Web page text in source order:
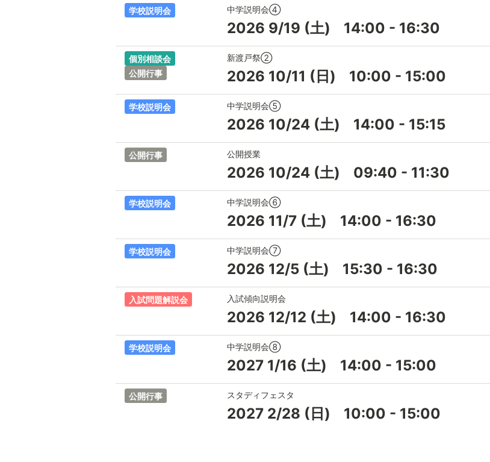
学校説明会 中学説明会④
2026 9/19 (土) 14:00 - 16:30
個別相談会
公開行事
新渡戸祭②
2026 10/11 (日) 10:00 - 15:00
学校説明会 中学説明会⑤
2026 10/24 (土) 14:00 - 15:15
公開行事 公開授業
2026 10/24 (土) 09:40 - 11:30
学校説明会 中学説明会⑥
2026 11/7 (土) 14:00 - 16:30
学校説明会 中学説明会⑦
2026 12/5 (土) 15:30 - 16:30
入試問題解説会 入試傾向説明会
2026 12/12 (土) 14:00 - 16:30
学校説明会 中学説明会⑧
2027 1/16 (土) 14:00 - 15:00
公開行事 スタディフェスタ
2027 2/28 (日) 10:00 - 15:00